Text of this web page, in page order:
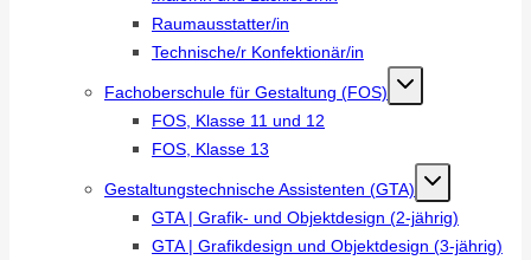
Raumausstatter/in
Technische/r Konfektionär/in
Fachoberschule für Gestaltung (FOS)
FOS, Klasse 11 und 12
FOS, Klasse 13
Gestaltungstechnische Assistenten (GTA)
GTA | Grafik- und Objektdesign (2-jährig)
GTA | Grafikdesign und Objektdesign (3-jährig)